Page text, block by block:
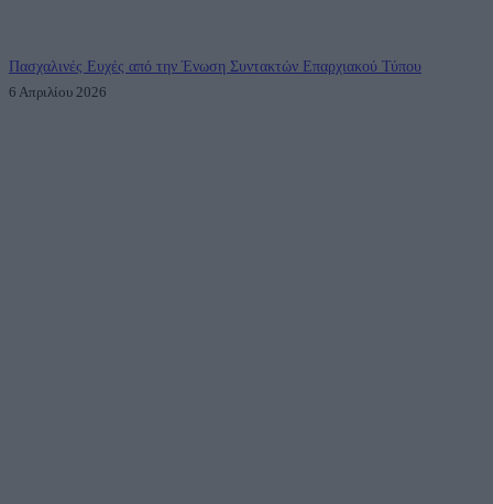
Πασχαλινές Ευχές από την Ένωση Συντακτών Επαρχιακού Τύπου
6 Απριλίου 2026